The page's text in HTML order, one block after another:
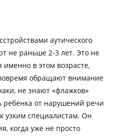
аутического
не раньше 2-3 лет. Это не
именно в этом возрасте,
обращают внимание
не знают «флажков»
ребенка от нарушений речи
узким специалистам. Он
когда уже не просто